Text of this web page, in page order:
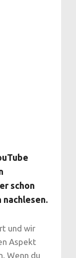
schon
und wir
Aspekt
Wenn du